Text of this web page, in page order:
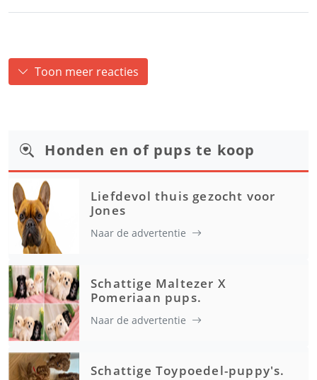
Toon meer reacties
Honden en of pups te koop
Liefdevol thuis gezocht voor
Jones
Naar de advertentie
Schattige Maltezer X
Pomeriaan pups.
Naar de advertentie
Schattige Toypoedel-puppy's.